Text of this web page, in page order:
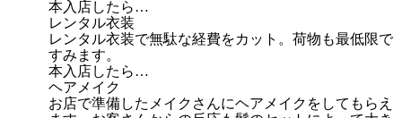
本入店したら…
レンタル衣装
レンタル衣装で無駄な経費をカット。荷物も最低限で
すみます。
本入店したら…
ヘアメイク
お店で準備したメイクさんにヘアメイクをしてもらえ